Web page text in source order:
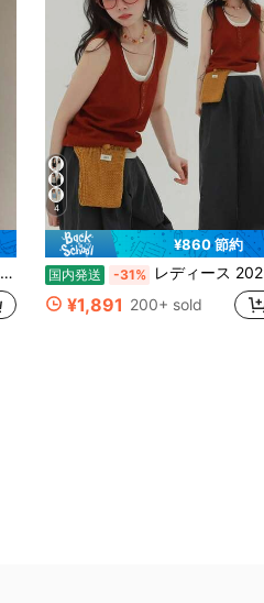
4
¥860 節約
国内発送 -31% レディース 2026夏新作 タンクトップ ノースリーブ サマーニット レイヤード風 リブ ヘンリーネック フロントボタン インナー 接触冷感 ひんやり 涼しい 薄手 伸縮性 フィット 着痩せ
¥1,891 200+ sold